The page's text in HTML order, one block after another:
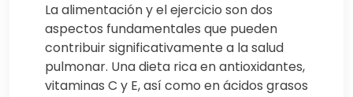
La alimentación y el ejercicio son dos
aspectos fundamentales que pueden
contribuir significativamente a la salud
pulmonar. Una dieta rica en antioxidantes,
vitaminas C y E, así como en ácidos grasos